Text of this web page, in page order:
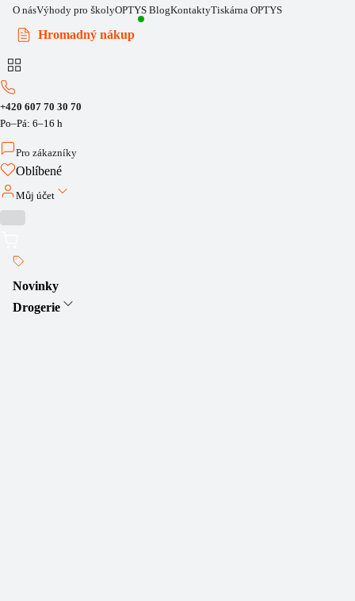
O násVýhody pro školyOPTYS BlogKontaktyTiskárna OPTYS
Hromadný nákup
+420 607 70 30 70
Po–Pá: 6–16 h
Pro zákazníky
Oblíbené
Můj účet
Novinky
Drogerie